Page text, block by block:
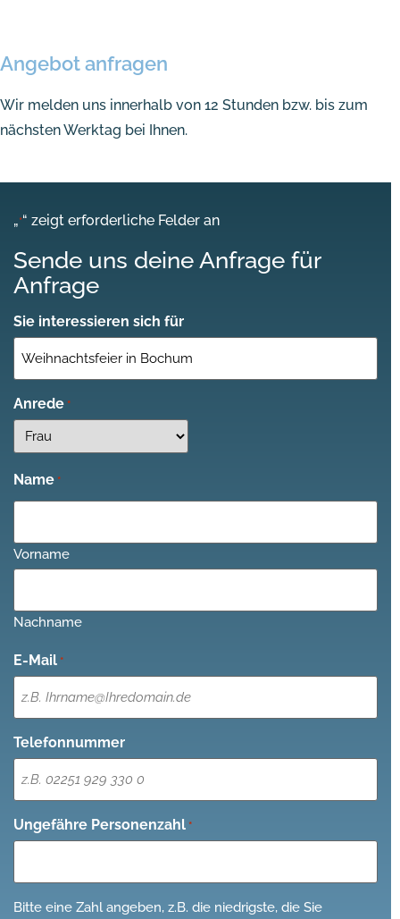
Angebot anfragen
Wir melden uns innerhalb von 12 Stunden bzw. bis zum
nächsten Werktag bei Ihnen.
„*“ zeigt erforderliche Felder an
Sende uns deine Anfrage für
Anfrage
Sie interessieren sich für
Anrede *
Name *
Vorname
Nachname
E-Mail *
Telefonnummer
Ungefähre Personenzahl *
Bitte eine Zahl angeben, z.B. die niedrigste, die Sie